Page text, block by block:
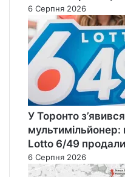
6 Серпня 2026
У Торонто
Lotto 6/49
6 Серпня 2026